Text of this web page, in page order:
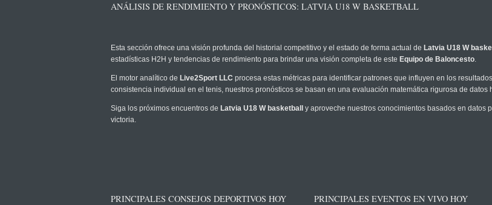
ANÁLISIS DE RENDIMIENTO Y PRONÓSTICOS: LATVIA U18 W BASKETBALL
Esta sección ofrece una visión profunda del historial competitivo y el estado de forma actual de Latvia U18 W
estadísticas H2H y tendencias de rendimiento para brindar una visión completa de este Equipo de Baloncesto.
El motor analítico de Live2Sport LLC procesa estas métricas para identificar patrones que influyen en los
consistencia individual en el tenis, nuestros pronósticos se basan en una evaluación matemática rigurosa de
Siga los próximos encuentros de Latvia U18 W basketball
y aproveche nuestros conocimientos basados en datos
victoria.
PRINCIPALES CONSEJOS DEPORTIVOS HOY PRINCIPALES EVENTOS EN VIVO HOY